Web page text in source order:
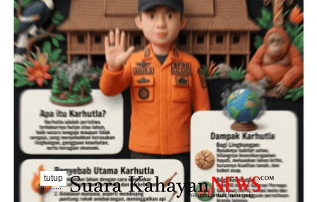
tutup
..........